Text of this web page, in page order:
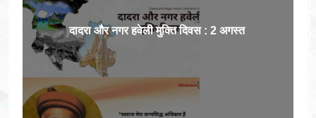
दादरा और नगर हवेली मुक्ति दिवस : 2 अगस्त